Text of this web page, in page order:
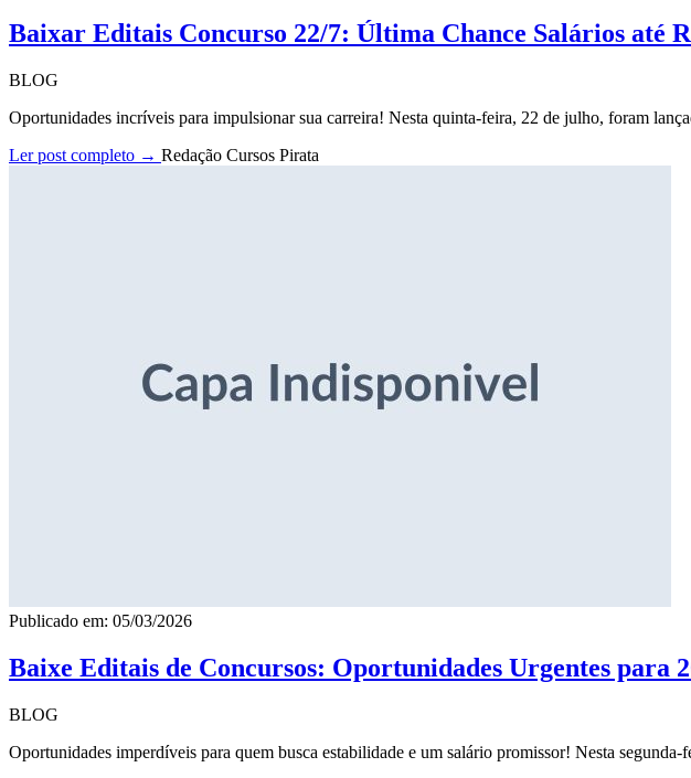
Baixar Editais Concurso 22/7: Última Chance Salários até
BLOG
Oportunidades incríveis para impulsionar sua carreira! Nesta quinta-feira, 22 de julho, foram
Ler post completo → Redação Cursos Pirata
Publicado em: 05/03/2026
Baixe Editais de Concursos: Oportunidades Urgentes para
BLOG
Oportunidades imperdíveis para quem busca estabilidade e um salário promissor! Nesta